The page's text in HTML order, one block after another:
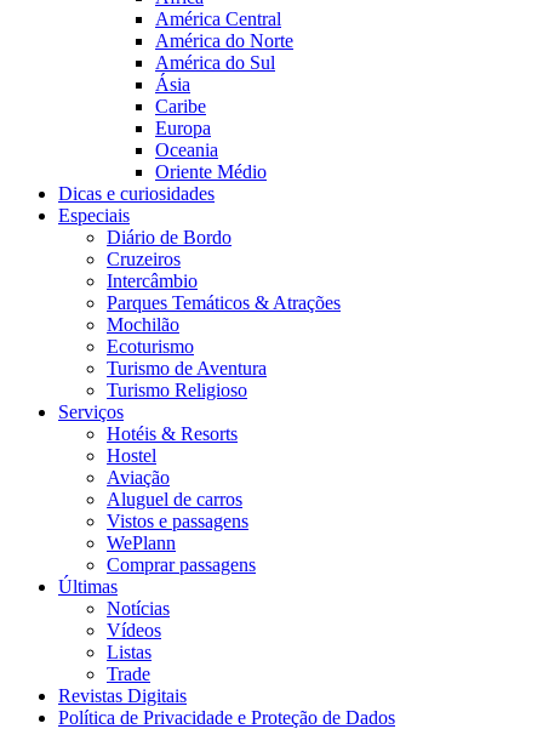
América Central
América do Norte
América do Sul
Ásia
Caribe
Europa
Oceania
Oriente Médio
Dicas e curiosidades
Especiais
Diário de Bordo
Cruzeiros
Intercâmbio
Parques Temáticos & Atrações
Mochilão
Ecoturismo
Turismo de Aventura
Turismo Religioso
Serviços
Hotéis & Resorts
Hostel
Aviação
Aluguel de carros
Vistos e passagens
WePlann
Comprar passagens
Últimas
Notícias
Vídeos
Listas
Trade
Revistas Digitais
Política de Privacidade e Proteção de Dados